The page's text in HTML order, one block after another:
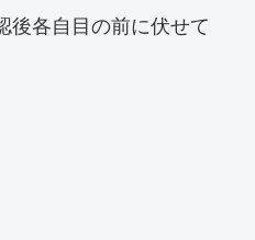
後各自目の前に伏せて